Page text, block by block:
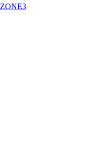
ZONE3